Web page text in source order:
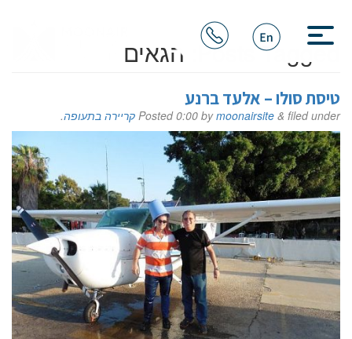
Posts Tagged: הגאים
טיסת סולו – אלעד ברנע
Posted0:00 bymoonairsite & filed under קריירה בתעופה.